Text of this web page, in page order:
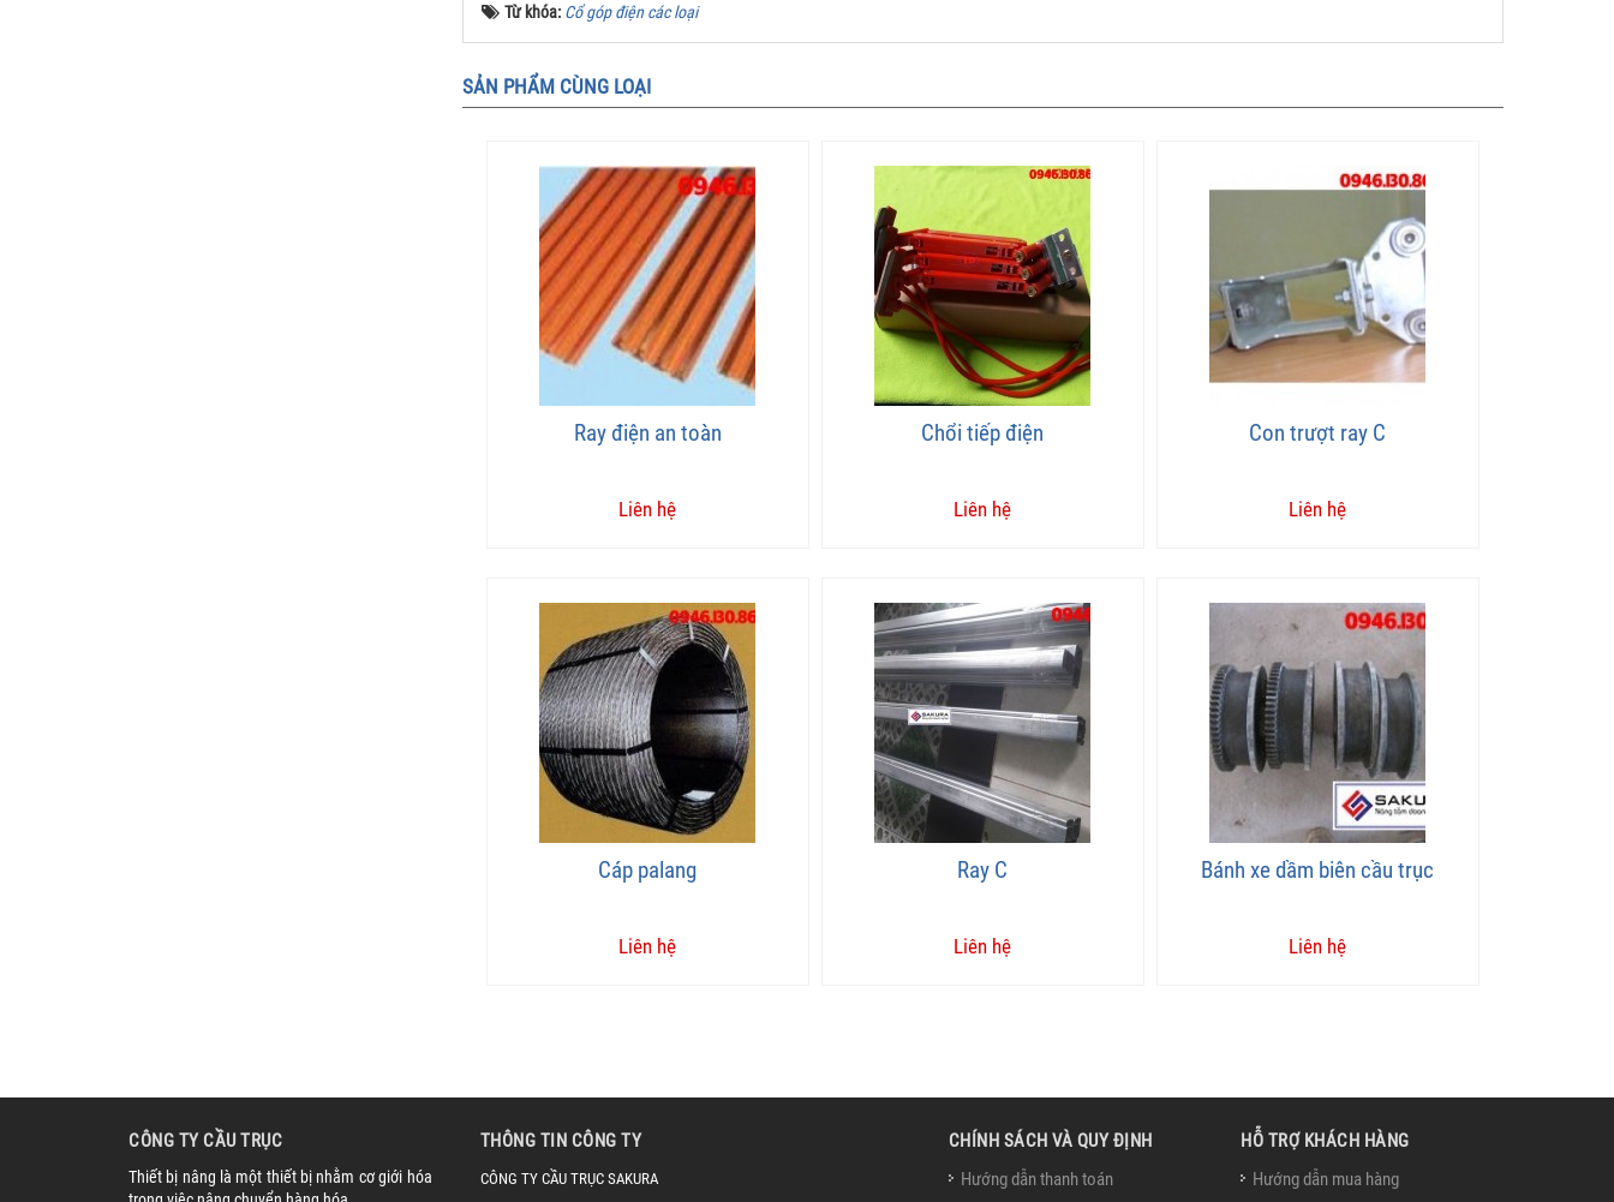
Từ khóa: Cổ góp điện các loại
SẢN PHẨM CÙNG LOẠI
Ray điện an toàn
Liên hệ
Chổi tiếp điện
Liên hệ
Con trượt ray C
Liên hệ
Cáp palang
Liên hệ
Ray C
Liên hệ
Bánh xe dầm biên cầu trục
Liên hệ
CÔNG TY CẦU TRỤC
Thiết bị nâng là một thiết bị nhằm cơ giới hóa
THÔNG TIN CÔNG TY
CÔNG TY CẦU TRỤC SAKURA
CHÍNH SÁCH VÀ QUY ĐỊNH
Hướng dẫn thanh toán
HỖ TRỢ KHÁCH HÀNG
Hướng dẫn mua hàng